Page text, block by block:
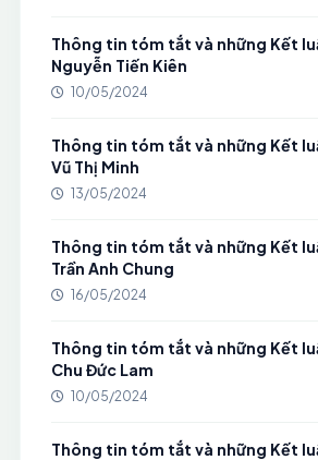
Thông tin tóm tắt và những Kết
Nguyễn Tiến Kiên
10/05/2024
Thông tin tóm tắt và những Kết
Vũ Thị Minh
13/05/2024
Thông tin tóm tắt và những Kết
Trần Anh Chung
16/05/2024
Thông tin tóm tắt và những Kết
Chu Đức Lam
10/05/2024
Thông tin tóm tắt và những Kết